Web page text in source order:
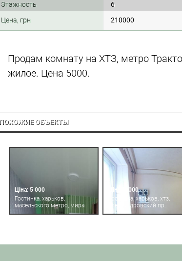
Этажность
6
Цена, грн
210000
Продам комнату на ХТЗ, метро
жилое. Цена 5000.
ПОХОЖИЕ ОБЪЕКТЫ
Ціна: 5 000
Гостинка, харьков,
масельского метро, мира
Ціна: 6 000
Гостинка, харьков, хтз,
александровский пр.